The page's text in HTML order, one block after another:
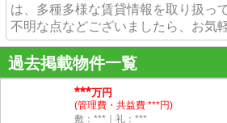
は、多種多様な賃貸情報を取り扱っ
不明な点などございましたら、お気
過去掲載物件一覧
***万円
(管理費・共益費 ***円)
敷：***｜礼：***